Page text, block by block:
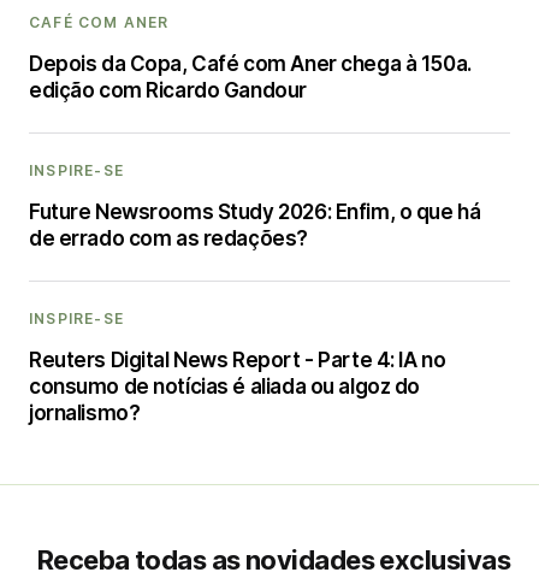
CAFÉ COM ANER
Depois da Copa, Café com Aner chega à 150a.
edição com Ricardo Gandour
INSPIRE-SE
Future Newsrooms Study 2026: Enfim, o que há
de errado com as redações?
INSPIRE-SE
Reuters Digital News Report - Parte 4: IA no
consumo de notícias é aliada ou algoz do
jornalismo?
Receba todas as novidades exclusivas